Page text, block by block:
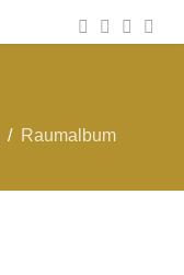
Raumalbum